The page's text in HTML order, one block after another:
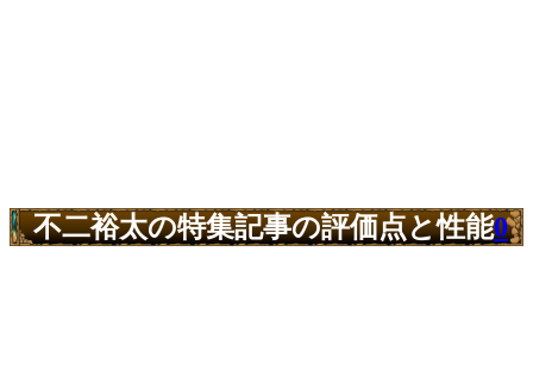
不二裕太の特集記事の評価点と性能0